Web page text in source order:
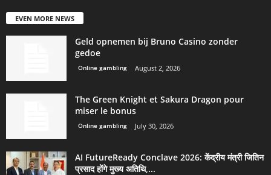
EVEN MORE NEWS
Geld opnemen bij Bruno Casino zonder
gedoe
Online gambling August 2, 2026
The Green Knight et Sakura Dragon pour
miser le bonus
Online gambling July 30, 2026
AI FutureReady Conclave 2026: केंद्रीय मंत्री जितिन
प्रसाद होंगे मुख्य अतिथि,...